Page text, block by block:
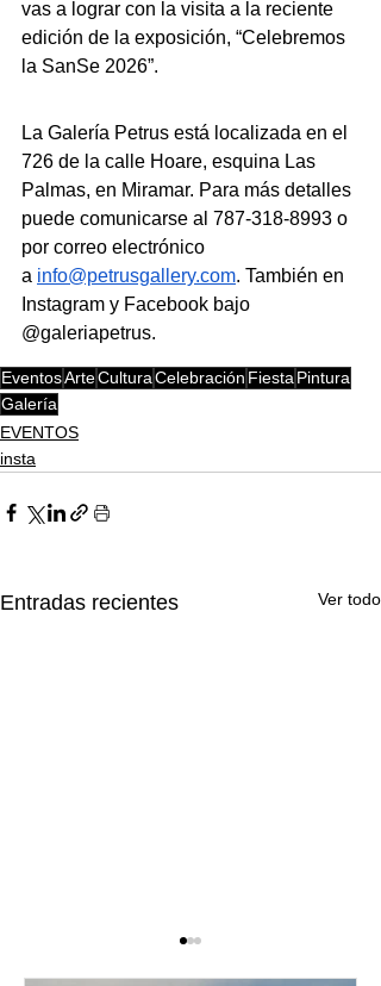
vas a lograr con la visita a la reciente
edición de la exposición, “Celebremos
la SanSe 2026”.
La Galería Petrus está localizada en el
726 de la calle Hoare, esquina Las
Palmas, en Miramar. Para más detalles
puede comunicarse al 787-318-8993 o
por correo electrónico
a info@petrusgallery.com. También en
Instagram y Facebook bajo
@galeriapetrus.
EventosArteCulturaCelebración Fiesta Pintura
Galería
EVENTOS
insta
Entradas recientes Ver todo